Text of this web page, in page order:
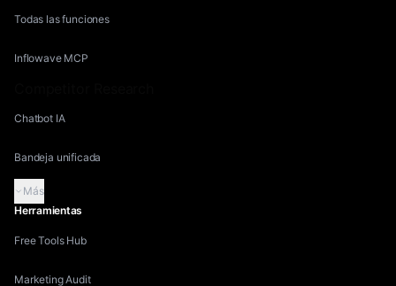
Todas las funciones
Inflowave MCP
Chatbot IA
Bandeja unificada
Más
Herramientas
Free Tools Hub
Marketing Audit